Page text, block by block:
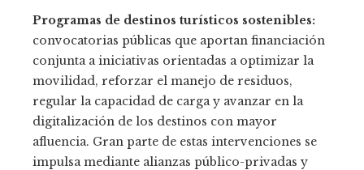
Programas de destinos turísticos sostenibles:
convocatorias públicas que aportan financiación
conjunta a iniciativas orientadas a optimizar la
movilidad, reforzar el manejo de residuos,
regular la capacidad de carga y avanzar en la
digitalización de los destinos con mayor
afluencia. Gran parte de estas intervenciones se
impulsa mediante alianzas público-privadas y